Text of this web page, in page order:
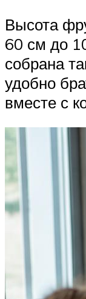
Высота
60 см до
собрана
удобно
вместе с